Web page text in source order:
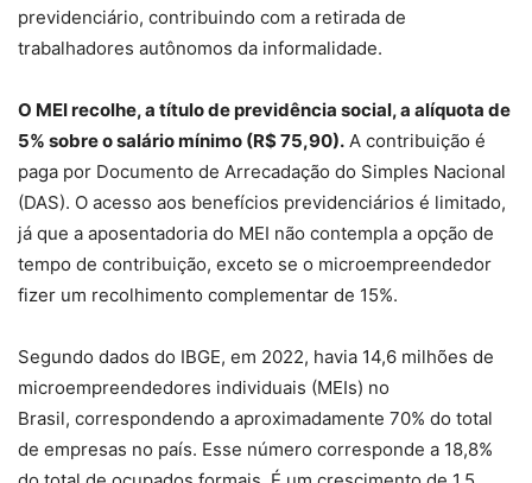
previdenciário, contribuindo com a retirada de
trabalhadores autônomos da informalidade.
O MEI recolhe, a título de previdência social, a alíquota de
5% sobre o salário mínimo (R$ 75,90). A contribuição é
paga por Documento de Arrecadação do Simples Nacional
(DAS). O acesso aos benefícios previdenciários é limitado,
já que a aposentadoria do MEI não contempla a opção de
tempo de contribuição, exceto se o microempreendedor
fizer um recolhimento complementar de 15%.
Segundo dados do IBGE, em 2022, havia 14,6 milhões de
microempreendedores individuais (MEIs) no
Brasil, correspondendo a aproximadamente 70% do total
de empresas no país. Esse número corresponde a 18,8%